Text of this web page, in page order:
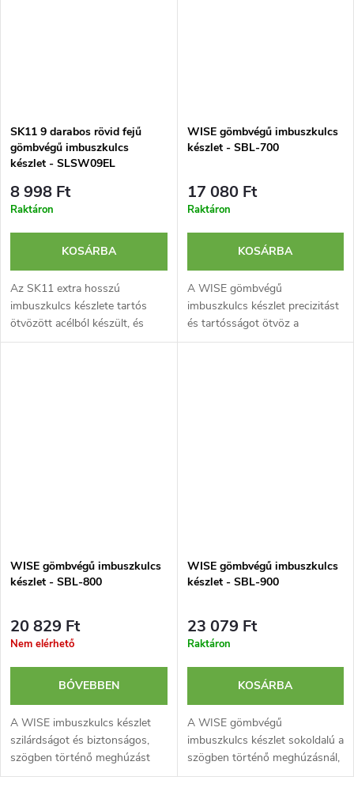
SK11 9 darabos rövid fejű
gömbvégű imbuszkulcs
készlet - SLSW09EL
8 998 Ft
Raktáron
KOSÁRBA
Az SK11 extra hosszú
imbuszkulcs készlete tartós
ötvözött acélból készült, és
rövid fej kialakítással
WISE gömbvégű imbuszkulcs
készlet - SBL-700
17 080 Ft
Raktáron
KOSÁRBA
A WISE gömbvégű
imbuszkulcs készlet precizitást
és tartósságot ötvöz a
tervezésében. Kifejezetten
WISE gömbvégű imbuszkulcs
készlet - SBL-800
20 829 Ft
Nem elérhető
BŐVEBBEN
A WISE imbuszkulcs készlet
szilárdságot és biztonságos,
szögben történő meghúzást
biztosít. Nyolc méretet
WISE gömbvégű imbuszkulcs
készlet - SBL-900
23 079 Ft
Raktáron
KOSÁRBA
A WISE gömbvégű
imbuszkulcs készlet sokoldalú a
szögben történő meghúzásnál,
és tartósságot, valamint